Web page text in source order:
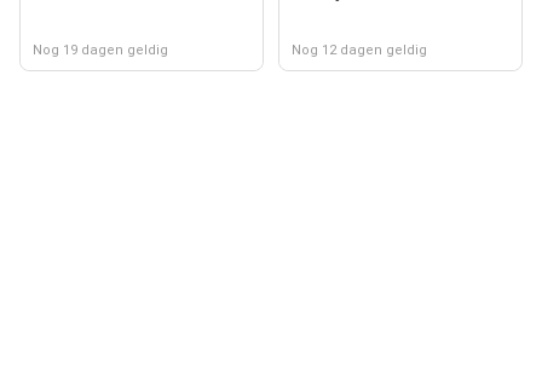
Nog 19 dagen geldig Nog 12 dagen geldig